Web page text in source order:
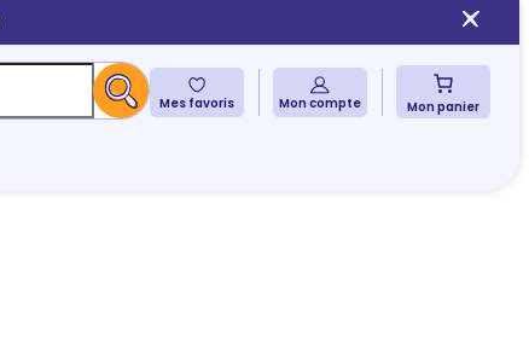
Mes favoris Mon compte Mon panier